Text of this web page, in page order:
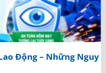
Động – Những Nguy